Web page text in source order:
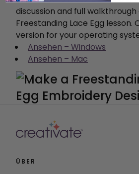
discussion and full
Freestanding Lace Egg lesson.
version for your operating
Ansehen – Windows
Ansehen – Mac
ÜBER